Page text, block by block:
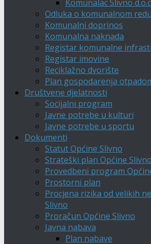
Komunalac Slivno
Odluka o komunalnom redu
Komunalni doprinos
Komunalna naknada
Registar komunalne
Registar imovine
Reciklažno dvorište
Plan gospodarenja
Društvene djelatnosti
Socijalni program
Javne potrebe u kulturi
Javne potrebe u sportu
Dokumenti
Statut Općine Slivno
Strateški plan Općine Slivno
Provedbeni program
Prostorni plan
Procjena rizika od velikih
Slivno
Proračun Općine Slivno
Javna nabava
Plan nabave